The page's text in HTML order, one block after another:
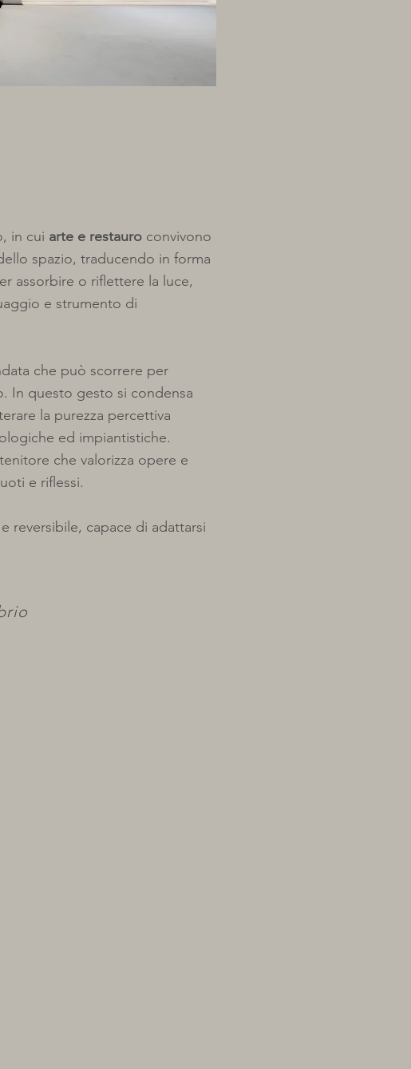
in cui arte e restauro convivono
spazio, traducendo in forma
assorbire o riflettere la luce,
e strumento di
che può scorrere per
In questo gesto si condensa
la purezza percettiva
ed impiantistiche.
che valorizza opere e
e riflessi.
reversibile, capace di adattarsi